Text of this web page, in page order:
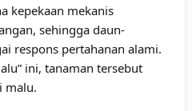
kepekaan mekanis
sehingga daun-
respons pertahanan alami.
ini, tanaman tersebut
malu.